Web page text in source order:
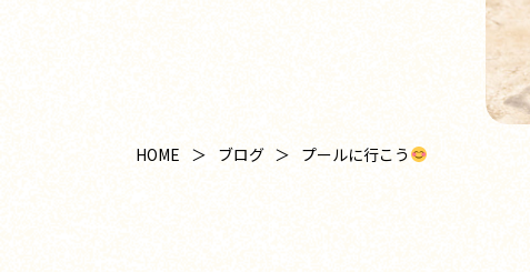
HOME ブログ プールに行こう